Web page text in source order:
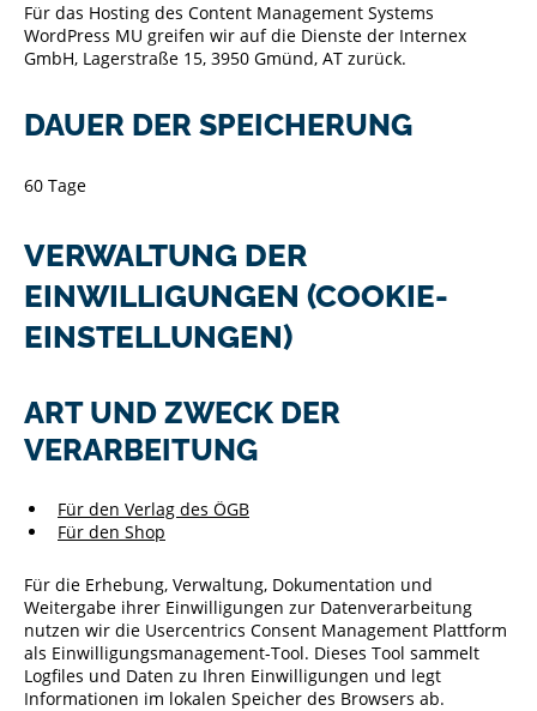
Für das Hosting des Content Management Systems
WordPress MU greifen wir auf die Dienste der Internex
GmbH, Lagerstraße 15, 3950 Gmünd, AT zurück.
DAUER DER SPEICHERUNG
60 Tage
VERWALTUNG DER
EINWILLIGUNGEN (COOKIE-
EINSTELLUNGEN)
ART UND ZWECK DER
VERARBEITUNG
Für den Verlag des ÖGB
Für den Shop
Für die Erhebung, Verwaltung, Dokumentation und
Weitergabe ihrer Einwilligungen zur Datenverarbeitung
nutzen wir die Usercentrics Consent Management Plattform
als Einwilligungsmanagement-Tool. Dieses Tool sammelt
Logfiles und Daten zu Ihren Einwilligungen und legt
Informationen im lokalen Speicher des Browsers ab.